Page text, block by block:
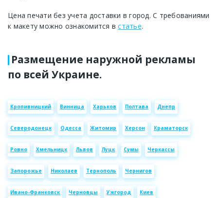
Цена печати без учета доставки в город. С требованиями
к макету можно ознакомится встатье.
Размещение наружной рекламы
по всей Украине.
Кропивницкий Винница Харьков Полтава Днепр
Северодонецк Одесса Житомир Херсон Краматорск
Ровно Хмельницк Львов Луцк Сумы Черкассы
Запорожье Николаев Тернополь Чернигов
Ивано-Франковск Черновцы Ужгород Киев